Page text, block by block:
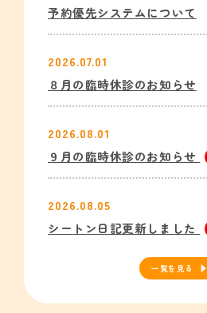
予約優先システムについて
2026.07.01
８月の臨時休診のお知らせ
2026.08.01
９月の臨時休診のお知らせ
2026.08.05
シートン日記更新しました
一覧を見る